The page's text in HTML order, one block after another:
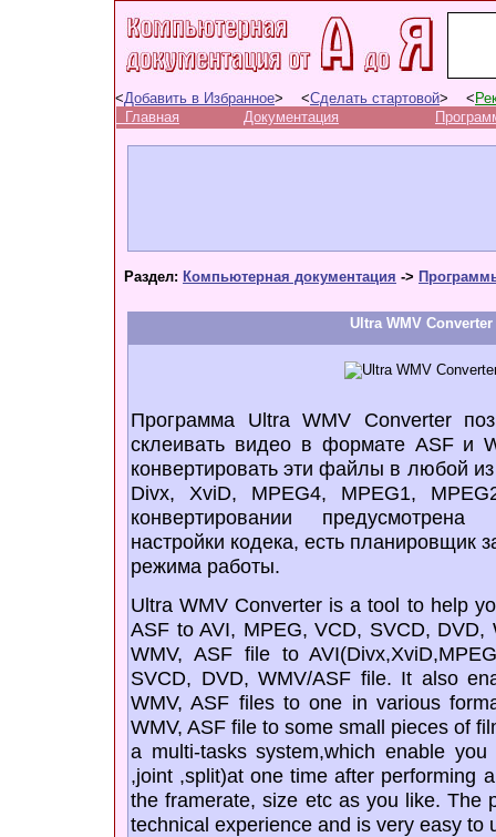
<Добавить в Избранное> <Сделать стартовой> <
Главная
Документация
Раздел: Компьютерная документация ->
Ultra WMV Converter
Программа Ultra WMV Converter
склеивать видео в формате ASF и
конвертировать эти файлы в любой
Divx, XviD, MPEG4, MPEG1,
конвертировании
настройки кодека, есть планировщик
режима работы.
Ultra WMV Converter is a tool to help
ASF to AVI, MPEG, VCD, SVCD,
WMV, ASF file to
SVCD, DVD, WMV/ASF file. It also
WMV, ASF files to one in various
WMV, ASF file to some small pieces of
a multi-tasks system,which enable
,joint ,split)at one time after performing
the framerate, size etc as you like. The
technical experience and is very easy to